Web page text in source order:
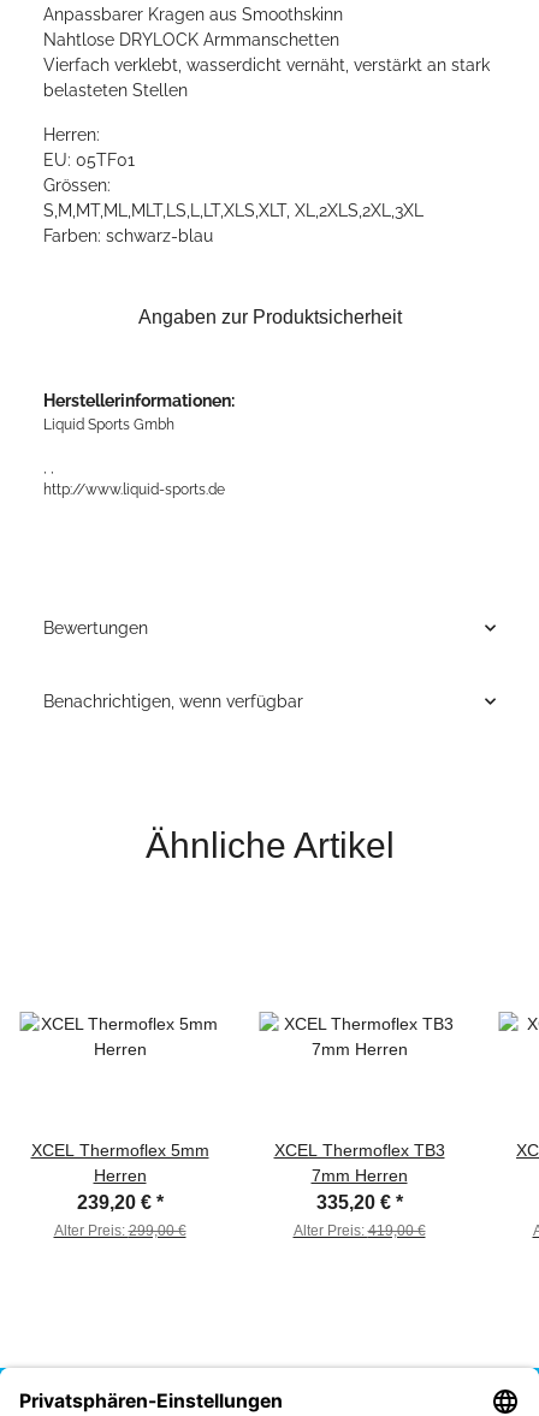
Anpassbarer Kragen aus Smoothskinn
Nahtlose DRYLOCK Armmanschetten
Vierfach verklebt, wasserdicht vernäht, verstärkt an stark
belasteten Stellen
Herren:
EU: 05TF01
Grössen:
S,M,MT,ML,MLT,LS,L,LT,XLS,XLT, XL,2XLS,2XL,3XL
Farben: schwarz-blau
Angaben zur Produktsicherheit
Herstellerinformationen:
Liquid Sports Gmbh
http://www.liquid-sports.de
Bewertungen
Benachrichtigen, wenn verfügbar
Ähnliche Artikel
XCEL Thermoflex 5mm
Herren
239,20 € *
Alter Preis:299,00 €
XCEL Thermoflex TB3
7mm Herren
335,20 € *
Alter Preis:419,00 €